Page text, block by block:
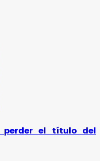
perder el título del